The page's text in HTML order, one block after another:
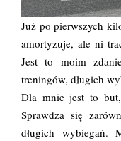
Już po pierwszych
amortyzuje, ale ni
Jest to moim
treningów, długich
Dla mnie jest to
Sprawdza się
długich wybiegań.